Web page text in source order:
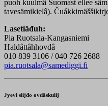
puoh kuulmâ Suomâst ellee
tavesämikielâ).
Lasetiäđuh:
Pia Ruotsala-Kangasniemi
Haldâttâhhovdâ
010 839 3106 / 040 726 2688
pia.ruotsala@samediggi.fi
Jyevi siijđo ovdâskulij